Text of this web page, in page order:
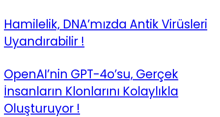
Hamilelik, DNA’mızda Antik Virüsleri
Uyandırabilir !
OpenAI’nin GPT-4o’su, Gerçek
İnsanların Klonlarını Kolaylıkla
Oluşturuyor !